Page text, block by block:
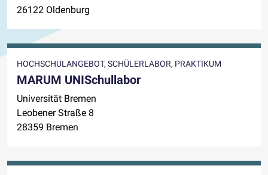
26122 Oldenburg
HOCHSCHULANGEBOT, SCHÜLERLABOR, PRAKTIKUM
MARUM UNISchullabor
Universität Bremen
Leo­be­ner Straße 8
28359 Bremen